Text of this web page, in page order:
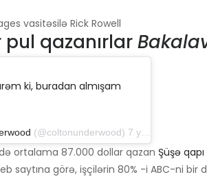
vasitəsilə Rick Rowell
pul qazanırlar
ki, buradan almışam
(@coltonunderwood) 7 yanvar 2019-cu il, saat 17: 05-də PST
ortalama 87.000 dollar qazan Şüşə qapı
saytına görə, işçilərin 80% -i ABC-ni bir